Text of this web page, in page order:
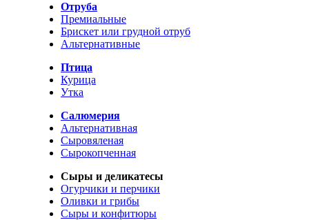
Отруба
Премиальные
Брискет или грудной отруб
Альтернативные
Птица
Курица
Утка
Салюмерия
Альтернативная
Сыровяленая
Сырокопченная
Сыры и деликатесы
Огурчики и перчики
Оливки и грибы
Сыры и конфитюры